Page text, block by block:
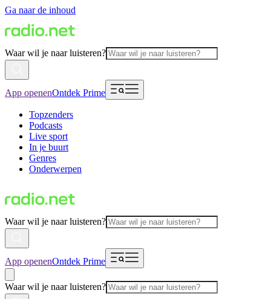
Ga naar de inhoud
Waar wil je naar luisteren?
App openenOntdek Prime
Topzenders
Podcasts
Live sport
In je buurt
Genres
Onderwerpen
Waar wil je naar luisteren?
App openenOntdek Prime
Waar wil je naar luisteren?